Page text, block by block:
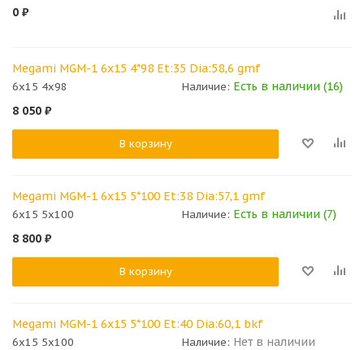
0 ₽
Megami MGM-1 6x15 4*98 Et:35 Dia:58,6 gmf
6x15 4x98 Наличие: Есть в наличии (16)
8 050 ₽
В корзину
Megami MGM-1 6x15 5*100 Et:38 Dia:57,1 gmf
6x15 5x100 Наличие: Есть в наличии (7)
8 800 ₽
В корзину
Megami MGM-1 6x15 5*100 Et:40 Dia:60,1 bkf
6x15 5x100 Наличие: Нет в наличии